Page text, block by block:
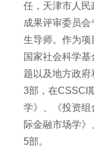
任，天津市人
成果评审委员
生导师。作为项
国家社会科学
题以及地方政
3部，在CSSCI
学》、《投资组
际金融市场学
5部。